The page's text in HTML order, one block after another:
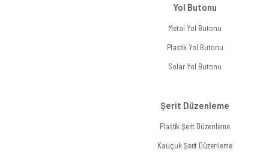
Yol Butonu
Metal Yol Butonu
Plastik Yol Butonu
Solar Yol Butonu
Şerit Düzenleme
Plastik Şerit Düzenleme
Kauçuk Şerit Düzenleme